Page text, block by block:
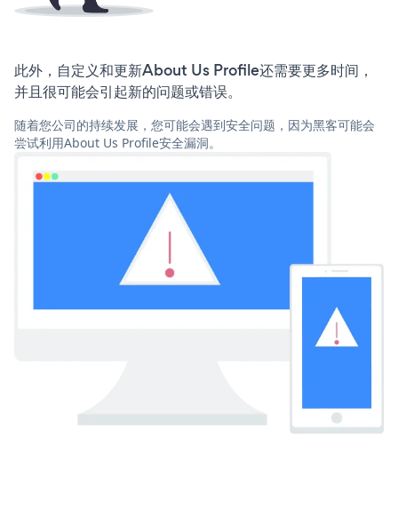
此外，自定义和更新About Us Profile还需要更多时间，
并且很可能会引起新的问题或错误。
随着您公司的持续发展，您可能会遇到安全问题，因为黑客可能会
尝试利用About Us Profile安全漏洞。